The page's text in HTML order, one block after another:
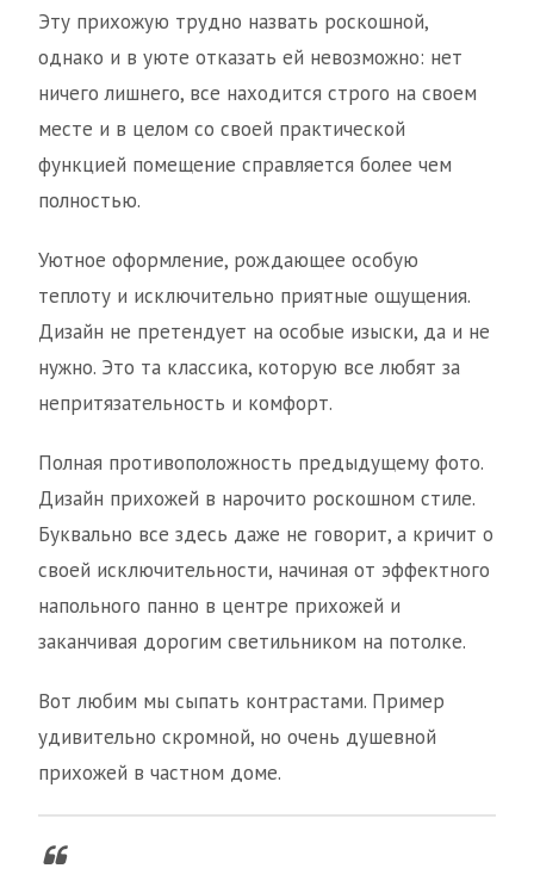
Эту прихожую трудно назвать роскошной,
однако и в уюте отказать ей невозможно: нет
ничего лишнего, все находится строго на своем
месте и в целом со своей практической
функцией помещение справляется более чем
полностью.
Уютное оформление, рождающее особую
теплоту и исключительно приятные ощущения.
Дизайн не претендует на особые изыски, да и не
нужно. Это та классика, которую все любят за
непритязательность и комфорт.
Полная противоположность предыдущему фото.
Дизайн прихожей в нарочито роскошном стиле.
Буквально все здесь даже не говорит, а кричит о
своей исключительности, начиная от эффектного
напольного панно в центре прихожей и
заканчивая дорогим светильником на потолке.
Вот любим мы сыпать контрастами. Пример
удивительно скромной, но очень душевной
прихожей в частном доме.